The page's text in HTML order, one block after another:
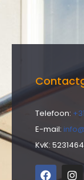
Telefoon:
E-mail:
KvK: